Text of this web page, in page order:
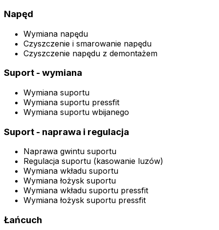
Napęd
Wymiana napędu
Czyszczenie i smarowanie napędu
Czyszczenie napędu z demontażem
Suport - wymiana
Wymiana suportu
Wymiana suportu pressfit
Wymiana suportu wbijanego
Suport - naprawa i regulacja
Naprawa gwintu suportu
Regulacja suportu (kasowanie luzów)
Wymiana wkładu suportu
Wymiana łożysk suportu
Wymiana wkładu suportu pressfit
Wymiana łożysk suportu pressfit
Łańcuch